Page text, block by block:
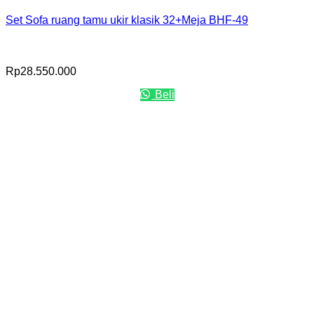
Set Sofa ruang tamu ukir klasik 32+Meja BHF-49
Rp28.550.000
Beli